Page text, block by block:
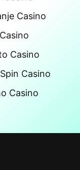
Casino
Casino
Casino
Casino